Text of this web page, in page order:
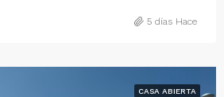
5 días Hace
CASA ABIERTA